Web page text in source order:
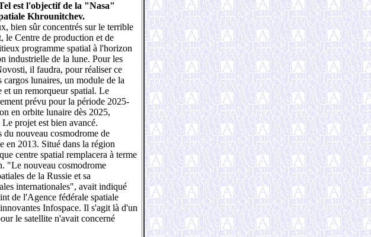
est l'objectif de la "Nasa"
Khrounitchev.
bien sûr concentrés sur le terrible
le Centre de production et de
programme spatial à l'horizon
industrielle de la lune. Pour les
il faudra, pour réaliser ce
cargos lunaires, un module de la
et un remorqueur spatial. Le
prévu pour la période 2025-
en orbite lunaire dès 2025,
projet est bien avancé.
nouveau cosmodrome de
en 2013. Situé dans la région
centre spatial remplacera à terme
"Le nouveau cosmodrome
de la Russie et sa
internationales", avait indiqué
de l'Agence fédérale spatiale
Infospace. Il s'agit là d'un
le satellite n'avait concerné